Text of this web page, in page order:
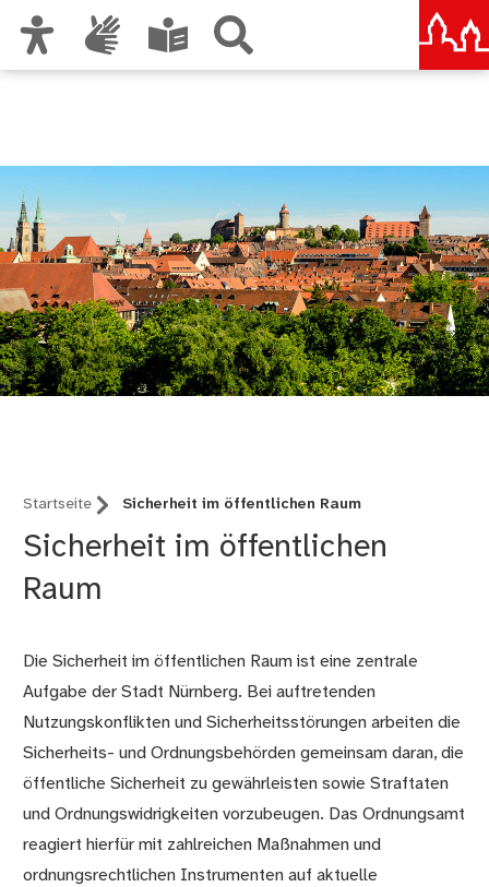
Startseite Sicherheit im öffentlichen Raum
Sicherheit im öffentlichen
Raum
Die Sicherheit im öffentlichen Raum ist eine zentrale
Aufgabe der Stadt Nürnberg. Bei auftretenden
Nutzungskonflikten und Sicherheitsstörungen arbeiten die
Sicherheits- und Ordnungsbehörden gemeinsam daran, die
öffentliche Sicherheit zu gewährleisten sowie Straftaten
und Ordnungswidrigkeiten vorzubeugen. Das Ordnungsamt
reagiert hierfür mit zahlreichen Maßnahmen und
ordnungsrechtlichen Instrumenten auf aktuelle